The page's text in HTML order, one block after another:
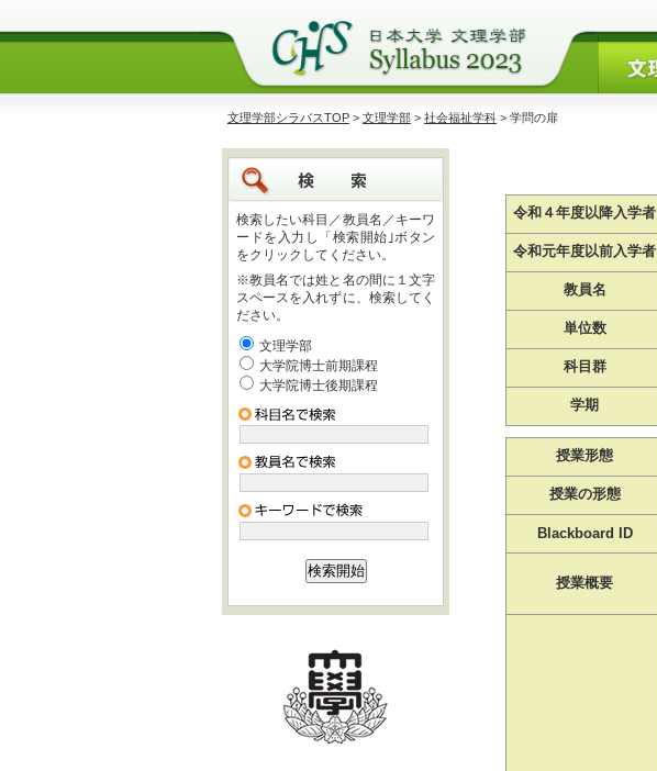
文理学部シラバスTOP > 文理学部 > 社会福祉学科 > 学問の扉
検索したい科目／教員名／キーワ
ードを入力し「検索開始｣ボタン
をクリックしてください。
※教員名では姓と名の間に１文字
スペースを入れずに、検索してく
ださい。
文理学部
大学院博士前期課程
大学院博士後期課程
令和４年度以降入学者
令和元年度以前入学者
教員名
単位数
科目群
学期
授業形態
授業の形態
Blackboard ID
授業概要